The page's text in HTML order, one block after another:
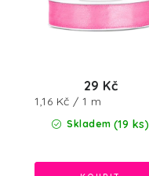
Skladem (19 ks)
29 Kč
Měrná
cena:
1,16 Kč / 1 m